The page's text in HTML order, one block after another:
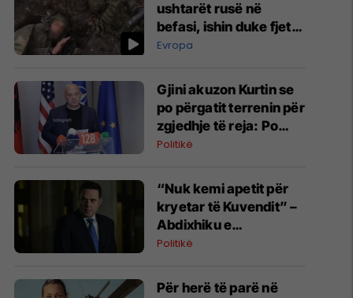
ushtarët rusë në
befasi, ishin duke fjetur
në strehimoret e
Evropa
Gjini akuzon Kurtin se
po përgatit terrenin për
zgjedhje të reja: Po
manipulon opinionin
Politikë
“Nuk kemi apetit për
kryetar të Kuvendit” –
Abdixhiku e
konsideron si figurë
Politikë
Për herë të parë në